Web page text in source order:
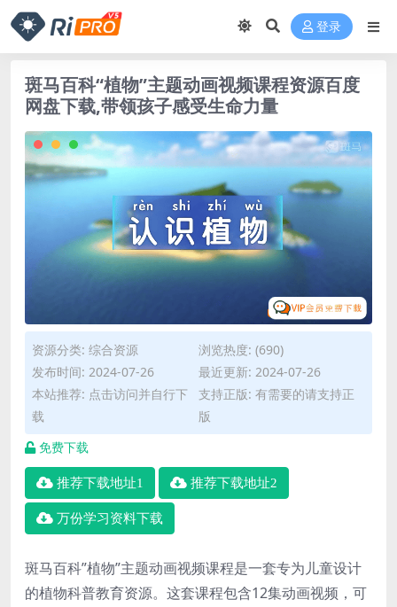
登录
斑马百科“植物”主题动画视频课程资源百度
网盘下载,带领孩子感受生命力量
资源分类: 综合资源
浏览热度: (690)
发布时间: 2024-07-26
最近更新: 2024-07-26
本站推荐: 点击访问并自行下
载
支持正版: 有需要的请支持正
版
免费下载
推荐下载地址1 推荐下载地址2
万份学习资料下载
斑马百科”植物”主题动画视频课程是一套专为儿童设计
的植物科普教育资源。这套课程包含12集动画视频，可